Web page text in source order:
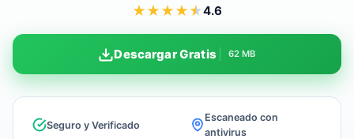
★★★★★4.6
Descargar Gratis 62 MB
Seguro y Verificado
Escaneado con
antivirus